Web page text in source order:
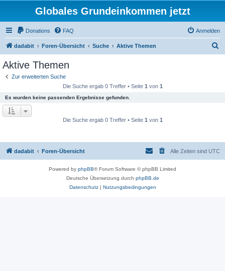
Globales Grundeinkommen jetzt
Donations FAQ Anmelden
dadabit Foren-Übersicht Suche Aktive Themen
Aktive Themen
Zur erweiterten Suche
Die Suche ergab 0 Treffer • Seite 1 von 1
Es wurden keine passenden Ergebnisse gefunden.
Die Suche ergab 0 Treffer • Seite 1 von 1
dadabit Foren-Übersicht Alle Zeiten sind UTC
Powered by phpBB® Forum Software © phpBB Limited
Deutsche Übersetzung durch phpBB.de
Datenschutz| Nutzungsbedingungen